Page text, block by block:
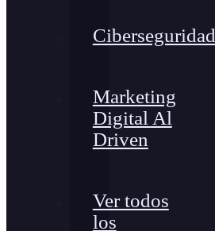
Ciberseguridad
Marketing
Digital Al
Driven
Ver todos
los